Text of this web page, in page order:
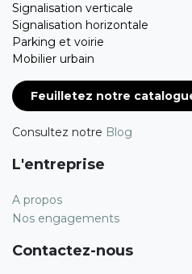
Signalisation verticale
Signalisation horizontale
Parking et voirie
Mobilier urbain
Feuilletez notre
Consultez notre Blog
L'entreprise
A propos
Nos engagements
Contactez-nous